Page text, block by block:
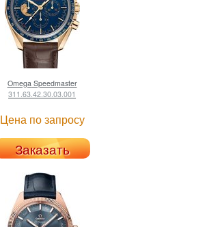
OmegaSpeedmaster
311.63.42.30.03.001
Цена по запросу
Заказать